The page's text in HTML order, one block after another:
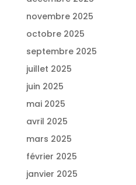
novembre 2025
octobre 2025
septembre 2025
juillet 2025
juin 2025
mai 2025
avril 2025
mars 2025
février 2025
janvier 2025